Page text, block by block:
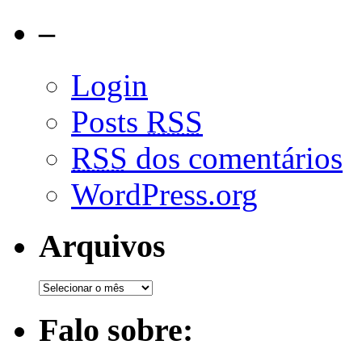
–
Login
Posts RSS
RSS dos comentários
WordPress.org
Arquivos
Falo sobre: